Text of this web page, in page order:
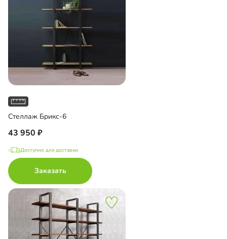
Стеллаж Брикс-6
43 950
Доступно для доставки
Заказать